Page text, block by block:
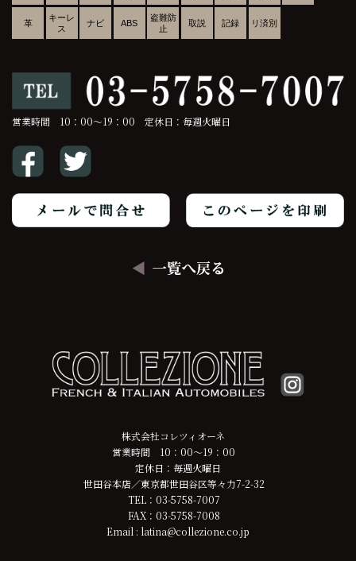
革
キーレ
ス
ナビ ABS
盗難防
止
取説 記録 リ済別
営業時間 10：00～19：00 定休日：毎週火曜日
株式会社コレツィオーネ
営業時間 10：00～19：00
定休日：毎週火曜日
世田谷本店／東京都世田谷区等々力7-2-32
TEL：03-5758-7007
FAX：03-5758-7008
Email : latina@collezione.co.jp